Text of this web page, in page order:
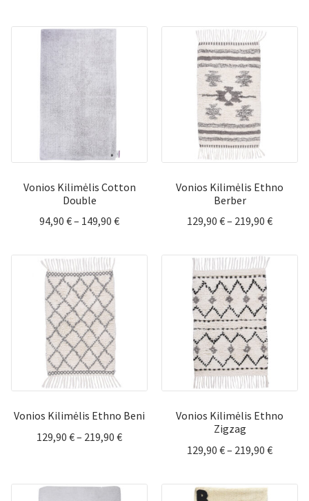
165,00 €
165,00 €
Vonios Kilimėlis Cotton
Double
94,90 €– 149,90 €Price
94,90 €
Vonios Kilimėlis Ethno
Berber
129,90 €– 219,90 €Price
129,90 €
Vonios Kilimėlis Ethno Beni
129,90 €– 219,90 €Price
through
Vonios Kilimėlis Ethno
Zigzag
129,90 €– 219,90 €Price
129,90 €